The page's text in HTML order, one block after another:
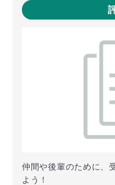
仲間や後輩のために、
よう！